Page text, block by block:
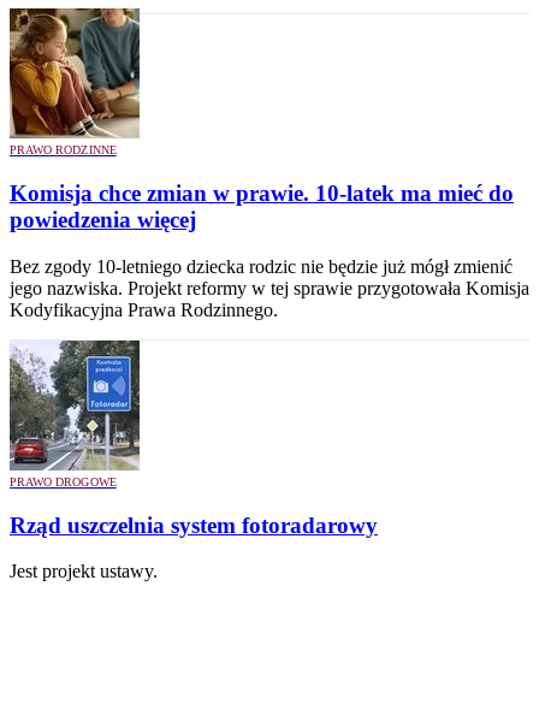
PRAWO RODZINNE
Komisja chce zmian w prawie. 10-latek ma mieć do
powiedzenia więcej
Bez zgody 10-letniego dziecka rodzic nie będzie już mógł zmienić
jego nazwiska. Projekt reformy w tej sprawie przygotowała Komisja
Kodyfikacyjna Prawa Rodzinnego.
PRAWO DROGOWE
Rząd uszczelnia system fotoradarowy
Jest projekt ustawy.